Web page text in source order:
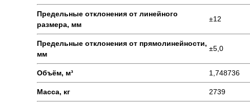
Предельные отклонения от линейного
размера, мм
±12
Предельные отклонения от прямолинейности,
мм
±5,0
Объём, м³ 1,748736
Масса, кг 2739